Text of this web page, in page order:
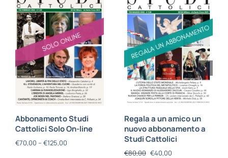
Abbonamento Studi
Cattolici Solo On-line
€70,00 – €125,00
Regala a un amico un
nuovo abbonamento a
Studi Cattolici
€80,00 €40,00